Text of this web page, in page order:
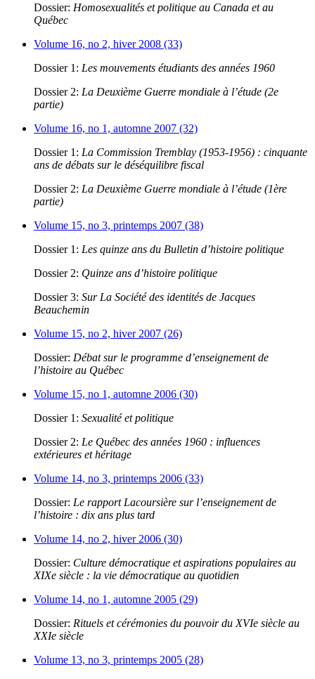
Dossier: Homosexualités et politique au Canada et au
Québec
Volume 16, no 2, hiver 2008 (33)
Dossier 1: Les mouvements étudiants des années 1960
Dossier 2: La Deuxième Guerre mondiale à l’étude (2e
partie)
Volume 16, no 1, automne 2007 (32)
Dossier 1: La Commission Tremblay (1953-1956) : cinquante
ans de débats sur le déséquilibre fiscal
Dossier 2: La Deuxième Guerre mondiale à l’étude (1ère
partie)
Volume 15, no 3, printemps 2007 (38)
Dossier 1: Les quinze ans du Bulletin d’histoire politique
Dossier 2: Quinze ans d’histoire politique
Dossier 3: Sur La Société des identités de Jacques
Beauchemin
Volume 15, no 2, hiver 2007 (26)
Dossier: Débat sur le programme d’enseignement de
l’histoire au Québec
Volume 15, no 1, automne 2006 (30)
Dossier 1: Sexualité et politique
Dossier 2: Le Québec des années 1960 : influences
extérieures et héritage
Volume 14, no 3, printemps 2006 (33)
Dossier: Le rapport Lacoursière sur l’enseignement de
l’histoire : dix ans plus tard
Volume 14, no 2, hiver 2006 (30)
Dossier: Culture démocratique et aspirations populaires au
XIXe siècle : la vie démocratique au quotidien
Volume 14, no 1, automne 2005 (29)
Dossier: Rituels et cérémonies du pouvoir du XVIe siècle au
XXIe siècle
Volume 13, no 3, printemps 2005 (28)